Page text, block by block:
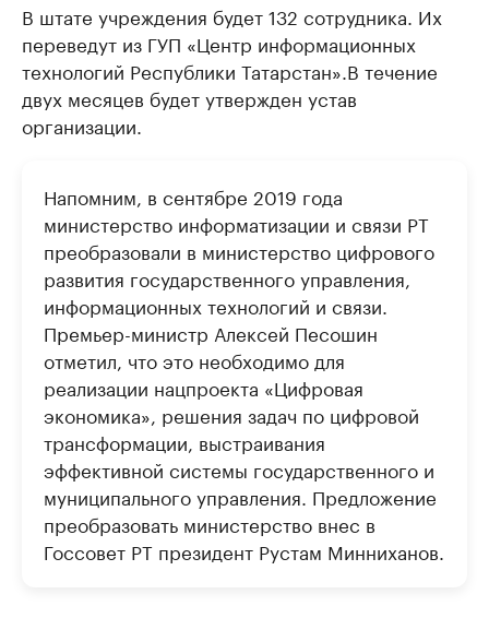
В штате учреждения будет 132 сотрудника. Их
переведут из ГУП «Центр информационных
технологий Республики Татарстан».В течение
двух месяцев будет утвержден устав
организации.
Напомним, в сентябре 2019 года
министерство информатизации и связи РТ
преобразовали в министерство цифрового
развития государственного управления,
информационных технологий и связи.
Премьер-министр Алексей Песошин
отметил, что это необходимо для
реализации нацпроекта «Цифровая
экономика», решения задач по цифровой
трансформации, выстраивания
эффективной системы государственного и
муниципального управления. Предложение
преобразовать министерство внес в
Госсовет РТ президент Рустам Минниханов.